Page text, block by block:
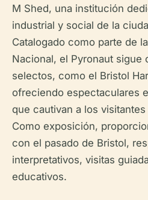
M Shed, una institución
industrial y social de la
Catalogado como parte de
Nacional, el Pyronaut sigue
selectos, como el Bristol
ofreciendo espectaculares
que cautivan a los visitantes
Como exposición,
con el pasado de Bristol,
interpretativos, visitas
educativos.